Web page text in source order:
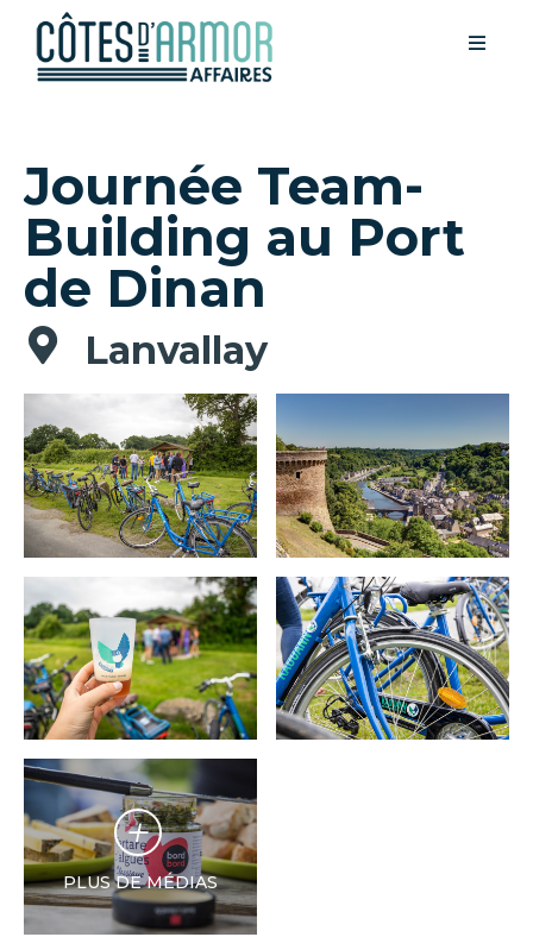
Journée Team-
Building au Port
de Dinan
Lanvallay
PLUS DE MÉDIAS